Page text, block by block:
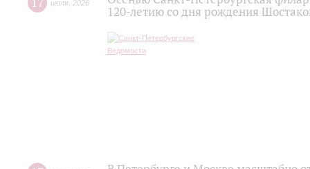
июля 2026
120‑летию со дня рождения